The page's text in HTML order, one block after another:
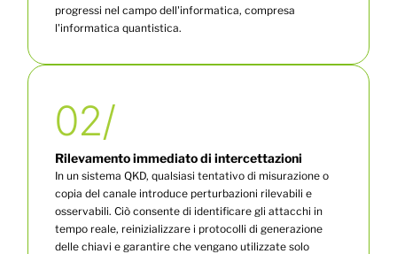
progressi nel campo dell'informatica, compresa
l'informatica quantistica.
02/
Rilevamento immediato di intercettazioni
In un sistema QKD, qualsiasi tentativo di misurazione o
copia del canale introduce perturbazioni rilevabili e
osservabili. Ciò consente di identificare gli attacchi in
tempo reale, reinizializzare i protocolli di generazione
delle chiavi e garantire che vengano utilizzate solo